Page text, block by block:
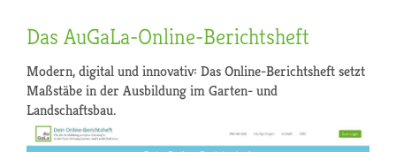
Das AuGaLa-Online-Berichtsheft
Modern, digital und innovativ: Das Online-Berichtsheft setzt
Maßstäbe in der Ausbildung im Garten- und
Landschaftsbau.